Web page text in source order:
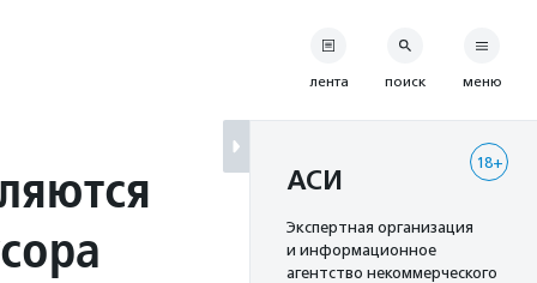
лента поиск меню
18+
АСИ
Экспертная организация
и информационное
агентство некоммерческого